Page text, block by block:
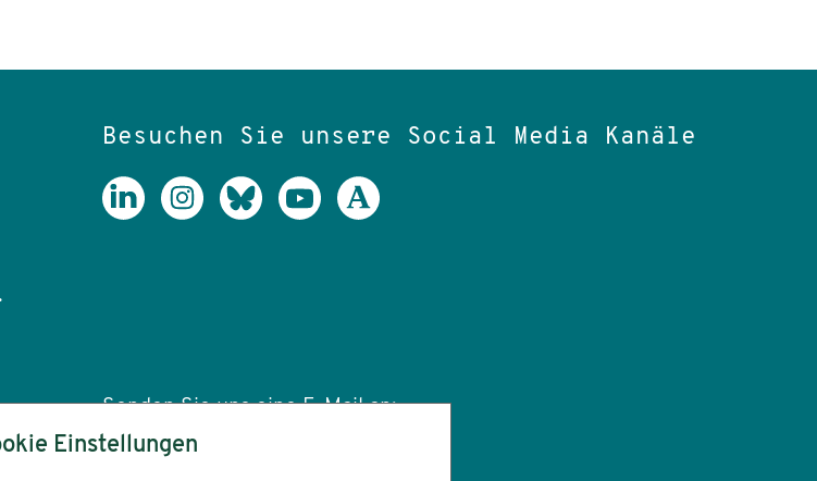
Besuchen Sie unsere Social Media Kanäle
Senden Sie uns eine E-Mail an:
info(at)dezim-institut.de
Einstellungen